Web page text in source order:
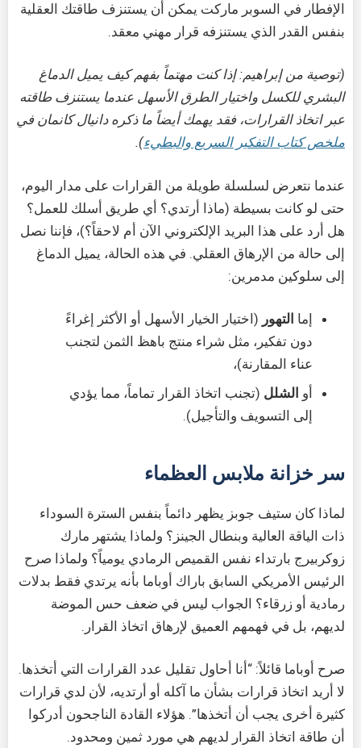
الإفطار في السوبر ماركت يمكن أن يستنزف طاقتك العقلية
بنفس القدر الذي يستنزفه قرار مهني معقد.
(توصية من إبراهيم: إذا كنت مهتماً بفهم كيف يميل الدماغ
البشري للكسل واختيار الطرق الأسهل عندما يستنزف طاقته
عبر اتخاذ القرارات، فقد يهمك أيضاً ما ذكره دانيال كانمان في
ملخص كتاب التفكير السريع والبطيء).
عندما نتعرض لسلسلة طويلة من القرارات على مدار اليوم،
حتى لو كانت بسيطة (ماذا أرتدي؟ أي طريق أسلك للعمل؟
هل أرد على هذا البريد الإلكتروني الآن أم لاحقاً؟)، فإننا نصل
إلى حالة من الإرهاق العقلي. في هذه الحالة، يميل الدماغ
إلى سلوكين مدمرين:
إما التهور (اختيار الخيار الأسهل أو الأكثر إغراءً
دون تفكير، مثل شراء منتج باهظ الثمن لتجنب
عناء المقارنة)،
أو الشلل (تجنب اتخاذ القرار تماماً، مما يؤدي
إلى التسويف والتأجيل).
سر خزانة ملابس العظماء
لماذا كان ستيف جوبز يظهر دائماً بنفس السترة السوداء
ذات الياقة العالية وبنطال الجينز؟ ولماذا يشتهر مارك
زوكربيرج بارتداء نفس القميص الرمادي يومياً؟ ولماذا صرح
الرئيس الأمريكي السابق باراك أوباما بأنه يرتدي فقط بدلات
رمادية أو زرقاء؟ الجواب ليس في ضعف حس الموضة
لديهم، بل في فهمهم العميق لإرهاق اتخاذ القرار.
صرح أوباما قائلاً: “أنا أحاول تقليل عدد القرارات التي أتخذها.
لا أريد اتخاذ قرارات بشأن ما آكله أو أرتديه، لأن لدي قرارات
كثيرة أخرى يجب أن أتخذها”. هؤلاء القادة الناجحون أدركوا
أن طاقة اتخاذ القرار لديهم هي مورد ثمين ومحدود.